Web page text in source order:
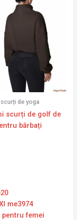
de yoga
scurți de golf de
bărbați
me3974
pentru femei